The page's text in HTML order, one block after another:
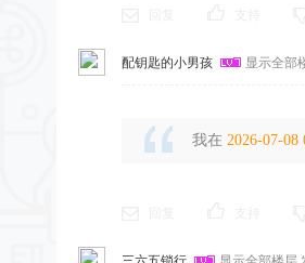
配钥匙的小男孩 显示全部
我在 2026-07-08